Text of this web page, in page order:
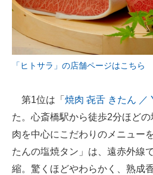
企業ITのトレンドを詳説
経営リーダーのコミュニティ
マーケ×ITの今がよく分かる
企業向けIT製品の総合サイト
IT製品の技術・比較・事例
製造業のIT導入・活用を支援
「ヒトサラ」の店舗ページはこちら
第1位は「 焼肉 㐂舌 きたん ／
た。心斎橋駅から徒歩2分ほど
肉を中心にこだわりのメニュー
たんの塩焼タン」は、遠赤外線
縮。驚くほどやわらかく、熟成